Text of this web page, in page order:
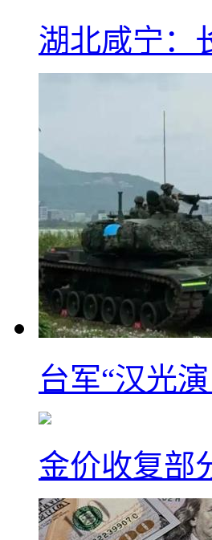
湖北咸宁：
台军“汉光
金价收复部